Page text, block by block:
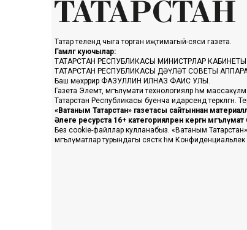
Татар телендә чыга торган иҗтимагый-сәяси газета.
Гамәлгә куючылар:
ТАТАРСТАН РЕСПУБЛИКАСЫ МИНИСТРЛАР КАБИНЕТЫ
ТАТАРСТАН РЕСПУБЛИКАСЫ ДӘҮЛӘТ СОВЕТЫ
Баш мөхәррир ФАЗУЛЛИН ИЛНАЗ ФАИС УЛЫ.
Газета Элемтә, мәгълүмати технологияләр һәм
Татарстан Республикасы буенча идарәсендә
«Ватаным Татарстан» газетасы сайтыннан
Әлеге ресурста 16+ категорияләренә кергән
Без cookie-файллар кулланабыз. «Ватаным Татарстан»
мәгълүматлар турындагы сәясәткә һәм